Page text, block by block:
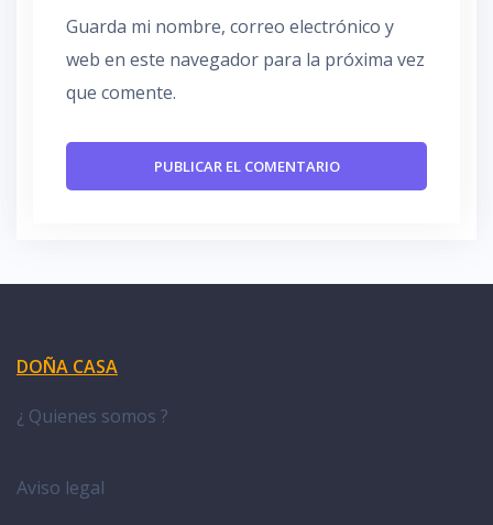
Guarda mi nombre, correo electrónico y
web en este navegador para la próxima vez
que comente.
DOÑA CASA
¿ Quienes somos ?
Aviso legal